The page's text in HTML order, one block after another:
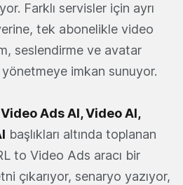
Farklı servisler için ayrı
tek abonelikle video
seslendirme ve avatar
imkan sunuyor.
Video Ads AI, Video AI,
başlıkları altında toplanan
to Video Ads aracı bir
çıkarıyor, senaryo yazıyor,